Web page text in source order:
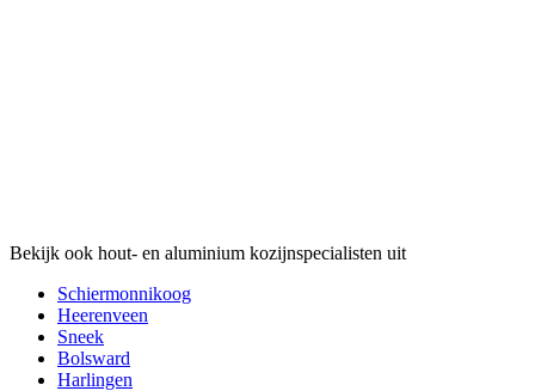
Bekijk ook hout- en aluminium kozijnspecialisten uit
Schiermonnikoog
Heerenveen
Sneek
Bolsward
Harlingen